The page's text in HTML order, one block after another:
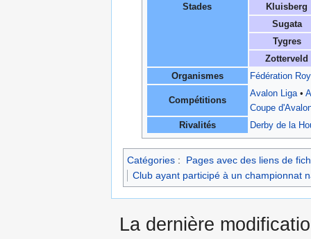
Stades
Kluisberg
Sugata
Tygres
Zotterveld
Organismes
Fédération
Compétitions
Avalon Liga•
Coupe
Rivalités
Derby de la
Catégories :
Pages avec des liens de
Club ayant participé à un championnat
La dernière